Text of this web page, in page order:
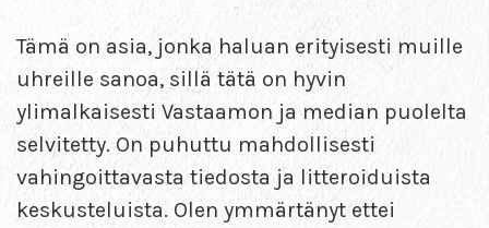
Tämä on asia, jonka haluan erityisesti muille
uhreille sanoa, sillä tätä on hyvin
ylimalkaisesti Vastaamon ja median puolelta
selvitetty. On puhuttu mahdollisesti
vahingoittavasta tiedosta ja litteroiduista
keskusteluista. Olen ymmärtänyt ettei